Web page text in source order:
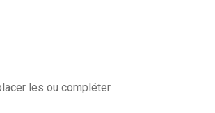
les ou compléter